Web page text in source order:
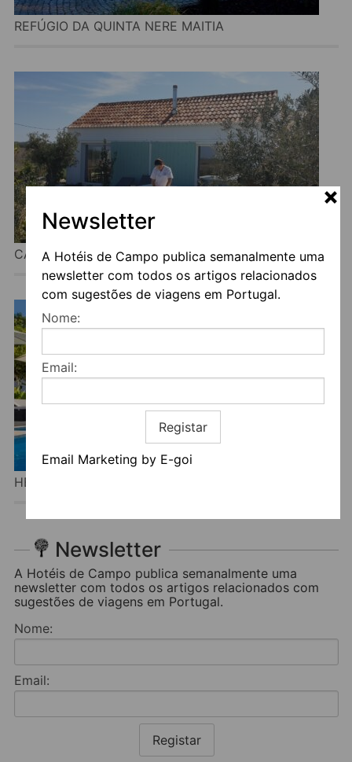
Newsletter
A Hotéis de Campo publica semanalmente uma
newsletter com todos os artigos relacionados
com sugestões de viagens em Portugal.
Nome:
Email:
Registar
Email Marketing by E-goi
REFÚGIO DA QUINTA NERE MAITIA
CASA CALMAR
HERDADE DA SANGUINHEIRA
Newsletter
A Hotéis de Campo publica semanalmente uma
newsletter com todos os artigos relacionados com
sugestões de viagens em Portugal.
Nome:
Email:
Registar